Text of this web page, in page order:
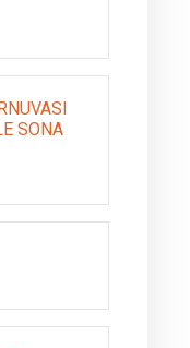
SONA